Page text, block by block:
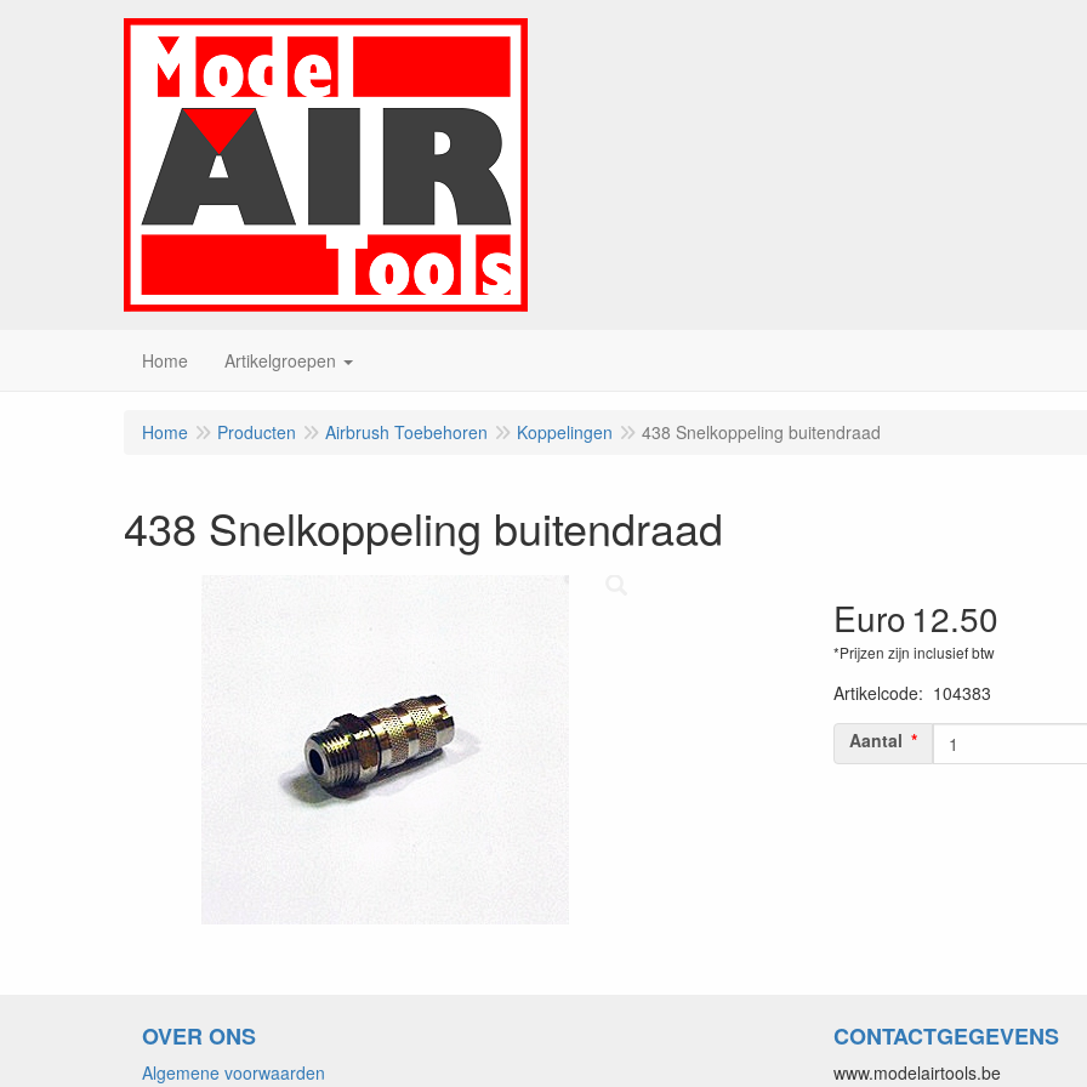
Home Artikelgroepen
Home Producten Airbrush Toebehoren Koppelingen 438 Snelkoppeling buitendraad
438 Snelkoppeling buitendraad
Euro12.50
*Prijzen zijn inclusief btw
Artikelcode: 104383
Aantal
OVER ONS
Algemene voorwaarden
CONTACTGEGEVENS
www.modelairtools.be